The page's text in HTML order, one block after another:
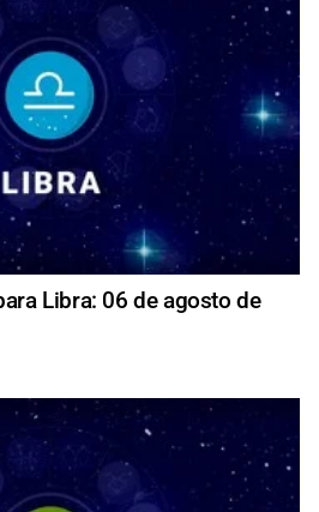
Libra: 06 de agosto de